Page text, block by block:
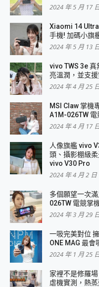
2024 年 5 月 17
Xiaomi 14
手機! 加碼小旗
2024 年 5 月 13
vivo TWS 3e
亮溫潤，並支
2024 年 4 月 25
MSI Claw 掌機
A1M-026TW 電
2024 年 4 月 17
人像旗艦 vivo
頭、攝影棚級
vivo V30 Pro
2024 年 4 月 2 日
多個願望一次
026TW 電競掌
2024 年 3 月 29
一吸完美對位
ONE MAG 最會
2024 年 1 月 25
家裡不是修羅
虐機實測，熱